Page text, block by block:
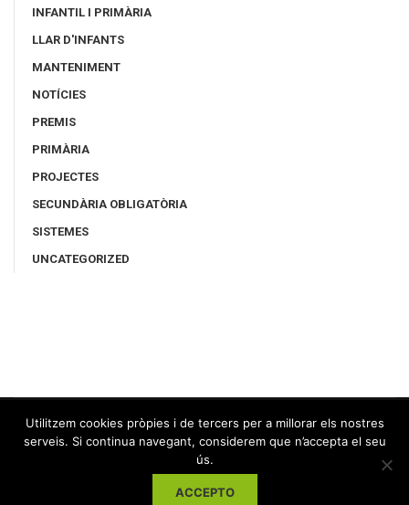
INFANTIL I PRIMÀRIA
LLAR D'INFANTS
MANTENIMENT
NOTÍCIES
PREMIS
PRIMÀRIA
PROJECTES
SECUNDÀRIA OBLIGATÒRIA
SISTEMES
UNCATEGORIZED
Utilitzem cookies pròpies i de tercers per a millorar els nostres
serveis. Si continua navegant, considerem que n’accepta el seu
ús.
ACCEPTO